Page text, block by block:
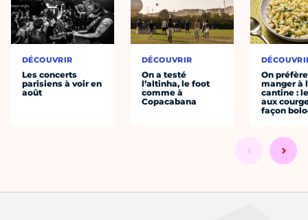
DÉCOUVRIR
Les concerts
parisiens à voir en
août
DÉCOUVRIR
On a testé
l’altinha, le foot
comme à
Copacabana
On préfère
manger à
cantine :
aux
façon